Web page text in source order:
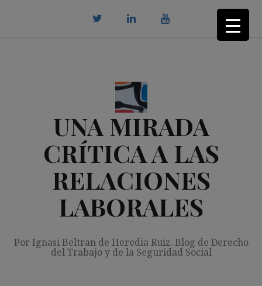
UNA MIRADA
CRÍTICA A LAS
RELACIONES
LABORALES
Por Ignasi Beltran de Heredia Ruiz. Blog de Derecho
del Trabajo y de la Seguridad Social